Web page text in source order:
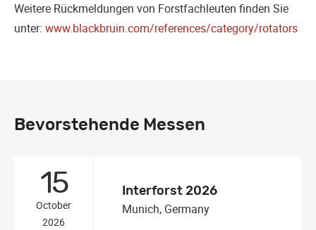
Weitere Rückmeldungen von Forstfachleuten finden Sie
unter: www.blackbruin.com/references/category/rotators
Bevorstehende Messen
15
October
2026
Interforst 2026
Munich, Germany